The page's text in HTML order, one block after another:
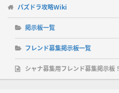
パズドラ攻略Wiki
掲示板一覧
フレンド募集掲示板一覧
シャナ募集用フレンド募集掲示板！